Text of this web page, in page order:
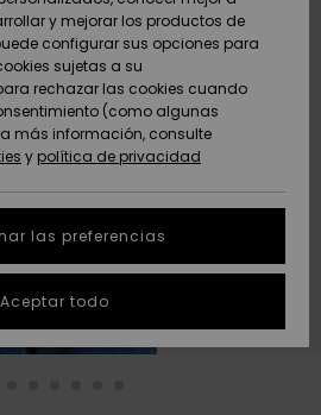
de
una
respuesta
rápida a
y mejorar los productos de
configurar sus opciones para
sujetas a su
rechazar las cookies cuando
(como algunas
más información, consulte
y política de privacidad
las preferencias
Aceptar todo